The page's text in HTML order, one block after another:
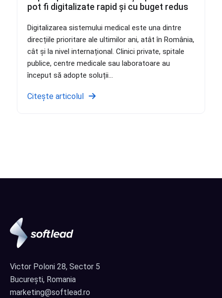
pot fi digitalizate rapid și cu buget redus
Digitalizarea sistemului medical este una dintre
direcțiile prioritare ale ultimilor ani, atât în România,
cât și la nivel internațional. Clinici private, spitale
publice, centre medicale sau laboratoare au
început să adopte soluții...
Citește articolul
Victor Poloni 28, Sector 5
București, Romania
marketing@softlead.ro